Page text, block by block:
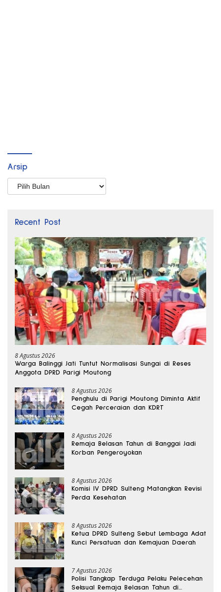
Arsip
Arsip
Recent Post
8 Agustus 2026
Warga Balinggi Jati Tuntut Normalisasi Sungai di Reses
Anggota DPRD Parigi Moutong
8 Agustus 2026
Penghulu di Parigi Moutong Diminta Aktif
Cegah Perceraian dan KDRT
8 Agustus 2026
Remaja Belasan Tahun di Banggai Jadi
Korban Pengeroyokan
8 Agustus 2026
Komisi IV DPRD Sulteng Matangkan Revisi
Perda Kesehatan
8 Agustus 2026
Ketua DPRD Sulteng Sebut Lembaga Adat
Kunci Persatuan dan Kemajuan Daerah
7 Agustus 2026
Polisi Tangkap Terduga Pelaku Pelecehan
Seksual Remaja Belasan Tahun di